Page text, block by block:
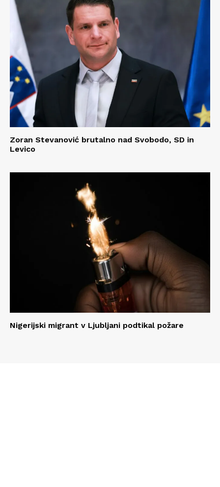
Zoran Stevanović brutalno nad Svobodo, SD in
Levico
Nigerijski migrant v Ljubljani podtikal požare